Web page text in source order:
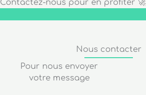
Contactez-nous pour en profiter 🚀
Nous contacter
Pour nous envoyer
votre message